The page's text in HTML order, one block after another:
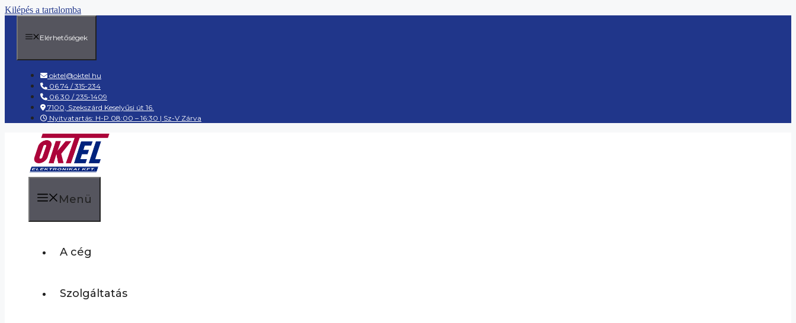
Kilépés a tartalomba
Elérhetőségek
oktel@oktel.hu
06 74 / 315-234
06 30 / 235-1409
7100, Szekszárd Keselyűsi út 16.
Nyitvatartás: H-P 08:00 – 16:30 | Sz-V Zárva
Menü
A cég
Szolgáltatás